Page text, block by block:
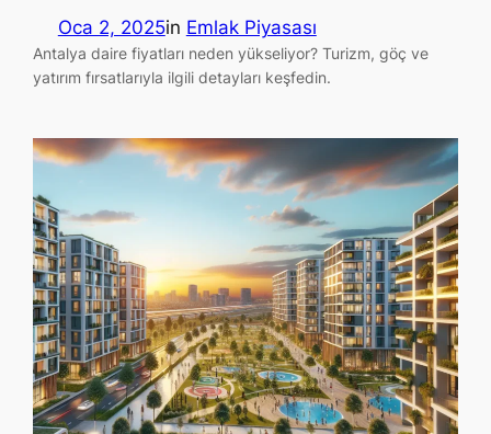
Oca 2, 2025in Emlak Piyasası
Antalya daire fiyatları neden yükseliyor? Turizm, göç ve
yatırım fırsatlarıyla ilgili detayları keşfedin.